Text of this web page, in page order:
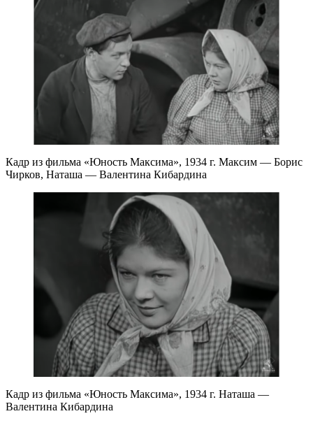
Кадр из фильма «Юность Максима», 1934 г. Максим — Борис
Чирков, Наташа — Валентина Кибардина
Кадр из фильма «Юность Максима», 1934 г. Наташа —
Валентина Кибардина